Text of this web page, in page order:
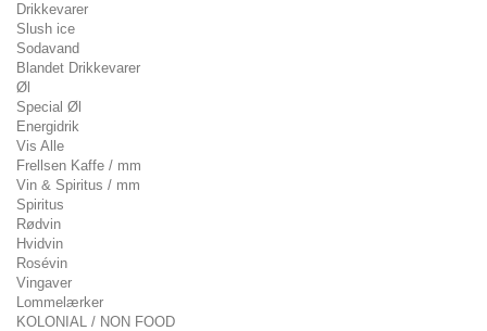
Drikkevarer
Slush ice
Sodavand
Blandet Drikkevarer
Øl
Special Øl
Energidrik
Vis Alle
Frellsen Kaffe / mm
Vin & Spiritus / mm
Spiritus
Rødvin
Hvidvin
Rosévin
Vingaver
Lommelærker
KOLONIAL / NON FOOD